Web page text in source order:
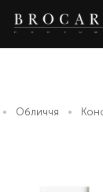
Обличчя